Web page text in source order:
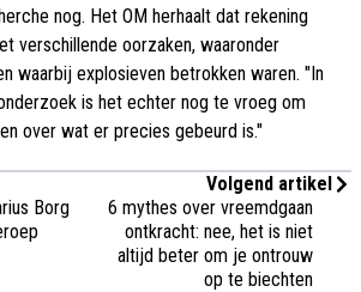
nog. Het OM herhaalt dat rekening
verschillende oorzaken, waaronder
waarbij explosieven betrokken waren. "In
is het echter nog te vroeg om
over wat er precies gebeurd is."
Borg
Volgend artikel
6 mythes over vreemdgaan
ontkracht: nee, het is niet
altijd beter om je ontrouw
op te biechten